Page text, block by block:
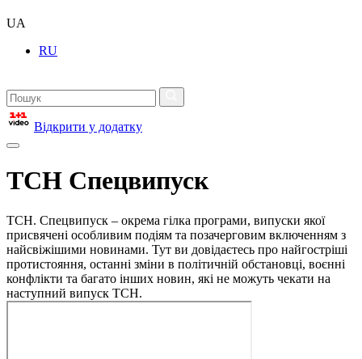
UA
RU
Відкрити у додатку
ТСН Спецвипуск
ТСН. Спецвипуск – окрема гілка програми, випуски якої
присвячені особливим подіям та позачерговим включенням з
найсвіжішими новинами. Тут ви довідаєтесь про найгостріші
протистояння, останні зміни в політичній обстановці, воєнні
конфлікти та багато інших новин, які не можуть чекати на
наступний випуск ТСН.